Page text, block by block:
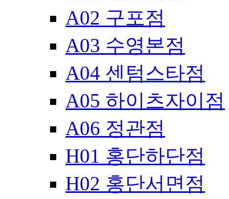
A02 구포점
A03 수영본점
A04 센텀스타점
A05 하이츠자이점
A06 정관점
H01 홍단하단점
H02 홍단서면점